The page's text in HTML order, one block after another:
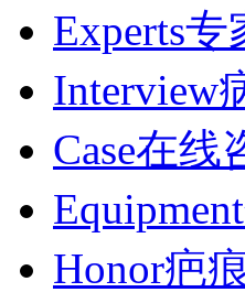
Experts专
Interview
Case在线
Equipment
Honor疤